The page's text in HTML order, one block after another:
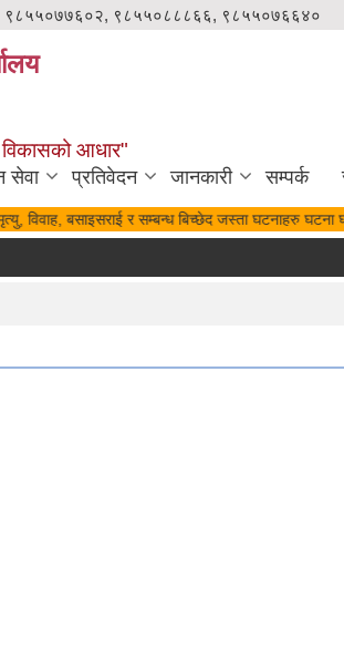
९८५५०७७६०२, ९८५५०८८८६६, ९८५५०७६६४०
विकासको आधार"
सेवा प्रतिवेदन जानकारी सम्पर्क
विवाह, बसाइसराई र सम्बन्ध बिच्छेद जस्ता घटनाहरु